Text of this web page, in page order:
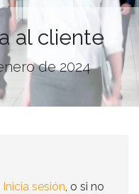
al cliente
de 2024
Inicia sesión , o si no